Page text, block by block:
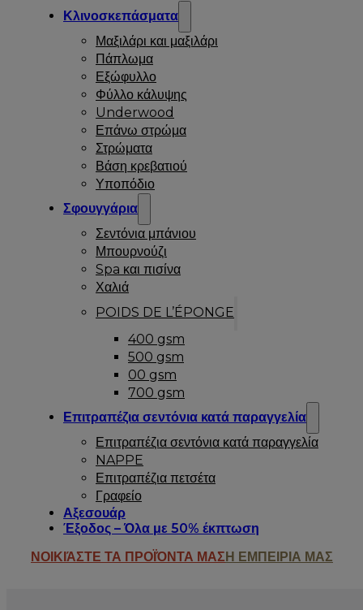
Κλινοσκεπάσματα
Μαξιλάρι και μαξιλάρι
Πάπλωμα
Εξώφυλλο
Φύλλο κάλυψης
Underwood
Επάνω στρώμα
Στρώματα
Βάση κρεβατιού
Υποπόδιο
Σφουγγάρια
Σεντόνια μπάνιου
Μπουρνούζι
Spa και πισίνα
Χαλιά
POIDS DE L’ÉPONGE
400 gsm
500 gsm
00 gsm
700 gsm
Επιτραπέζια σεντόνια κατά παραγγελία
Επιτραπέζια σεντόνια κατά παραγγελία
NAPPE
Επιτραπέζια πετσέτα
Γραφείο
Αξεσουάρ
Έξοδος – Όλα με 50% έκπτωση
ΝΟΙΚΙΆΣΤΕ ΤΑ ΠΡΟΪΌΝΤΑ ΜΑΣΗ ΕΜΠΕΙΡΙΑ ΜΑΣ